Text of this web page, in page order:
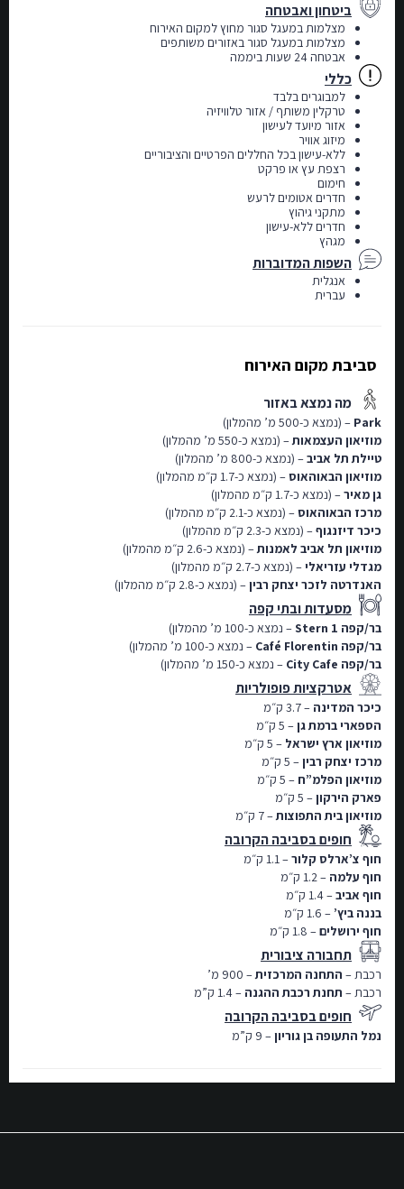
ביטחון ואבטחה
מצלמות במעגל סגור מחוץ למקום האירוח
מצלמות במעגל סגור באזורים משותפים
אבטחה 24 שעות ביממה
כללי
למבוגרים בלבד
טרקלין משותף / אזור טלוויזיה
אזור מיועד לעישון
מיזוג אוויר
ללא-עישון בכל החללים הפרטיים והציבוריים
רצפת עץ או פרקט
חימום
חדרים אטומים לרעש
מתקני גיהוץ
חדרים ללא-עישון
מגהץ
השפות המדוברות
אנגלית
עברית
סביבת מקום האירוח
חופים בסביבה הקרובה
חוף צ’ארלס קלור– 1.1 ק״מ
חוף עלמה – 1.2 ק״מ
חוף אביב– 1.4 ק״מ
בננה ביץ’– 1.6 ק״מ
חוף ירושלים– 1.8 ק״מ
תחבורה ציבורית
רכבת – התחנה המרכזית– 900 מ’
רכבת – תחנת רכבת ההגנה – 1.4 ק”מ
חופים בסביבה הקרובה
נמל התעופה בן גוריון– 9 ק”מ
מסעדות ובתי קפה
בר/קפה Stern 1– נמצא כ-100 מ’ מהמלון)
בר/קפה Café Florentin – נמצא כ-100 מ’ מהמלון)
בר/קפה City Cafe – נמצא כ-150 מ’ מהמלון)
אטרקציות פופולריות
כיכר המדינה – 3.7 ק״מ
הספארי ברמת גן– 5 ק״מ
מוזיאון ארץ ישראל – 5 ק״מ
מרכז יצחק רבין– 5 ק״מ
מוזיאון הפלמ”ח – 5 ק״מ
פארק הירקון– 5 ק״מ
מוזיאון בית התפוצות– 7 ק״מ
מה נמצא באזור
Park – (נמצא כ-500 מ’ מהמלון)
מוזיאון העצמאות– (נמצא כ-550 מ’ מהמלון)
טיילת תל אביב– (נמצא כ-800 מ’ מהמלון)
מוזיאון הבאוהאוס– (נמצא כ-1.7 ק״מ מהמלון)
גן מאיר– (נמצא כ-1.7 ק״מ מהמלון)
מרכז הבאוהאוס– (נמצא כ-2.1 ק״מ מהמלון)
כיכר דיזנגוף– (נמצא כ-2.3 ק״מ מהמלון)
מוזיאון תל אביב לאמנות– (נמצא כ-2.6 ק״מ מהמלון)
מגדלי עזריאלי– (נמצא כ-2.7 ק״מ מהמלון)
האנדרטה לזכר יצחק רבין– (נמצא כ-2.8 ק״מ מהמלון)